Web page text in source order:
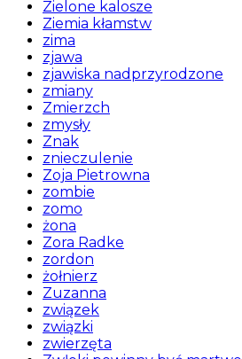
Zielone kalosze
Ziemia kłamstw
zima
zjawa
zjawiska nadprzyrodzone
zmiany
Zmierzch
zmysły
Znak
znieczulenie
Zoja Pietrowna
zombie
zomo
żona
Zora Radke
zordon
żołnierz
Zuzanna
związek
związki
zwierzęta